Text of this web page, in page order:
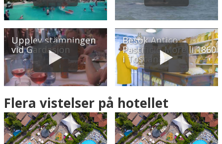
Upplev stämningen
vid Gardasjön
Besök Antico
Pastificio Morelli 1860
i Toscana
Flera vistelser på hotellet